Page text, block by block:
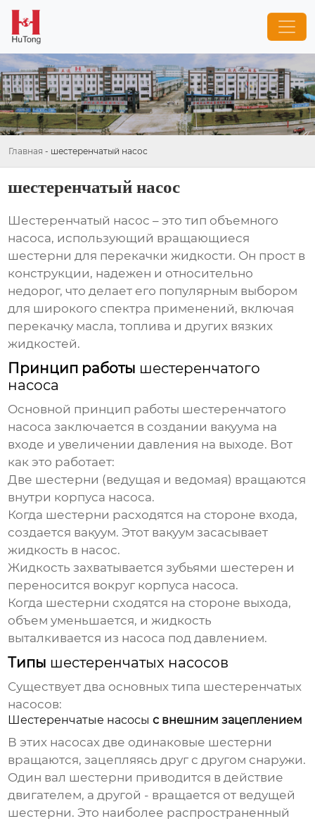
Главная - шестеренчатый насос
шестеренчатый насос
Шестеренчатый насос – это тип объемного
насоса, использующий вращающиеся
шестерни для перекачки жидкости. Он прост в
конструкции, надежен и относительно
недорог, что делает его популярным выбором
для широкого спектра применений, включая
перекачку масла, топлива и других вязких
жидкостей.
Принцип работы шестеренчатого
насоса
Основной принцип работы шестеренчатого
насоса заключается в создании вакуума на
входе и увеличении давления на выходе. Вот
как это работает:
Две шестерни (ведущая и ведомая) вращаются
внутри корпуса насоса.
Когда шестерни расходятся на стороне входа,
создается вакуум. Этот вакуум засасывает
жидкость в насос.
Жидкость захватывается зубьями шестерен и
переносится вокруг корпуса насоса.
Когда шестерни сходятся на стороне выхода,
объем уменьшается, и жидкость
выталкивается из насоса под давлением.
Типы шестеренчатых насосов
Существует два основных типа шестеренчатых
насосов:
Шестеренчатые насосы с внешним зацеплением
В этих насосах две одинаковые шестерни
вращаются, зацепляясь друг с другом снаружи.
Один вал шестерни приводится в действие
двигателем, а другой - вращается от ведущей
шестерни. Это наиболее распространенный